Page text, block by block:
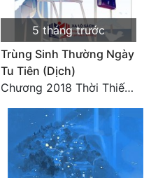
5 tháng trước
Trùng Sinh Thường Ngày
Tu Tiên (Dịch)
Chương 2018 Thời Thiếu Niên